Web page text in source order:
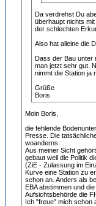
Da verdrehst Du
überhaupt nichts
der schlechten
Also hat alleine die
Dass der Bau unter
man jetzt sehr gut.
nimmt die Station ja
Grüße
Boris
Moin Boris,
die fehlende
Presse. Die
woanderns.
Aus meiner Sicht
gebaut weil die Politik
(ZiE - Zulassung im
Kurve eine Station zu
schon an. Anders als
EBA abstimmen und
Aufsichtsbehörde die
Ich "freue" mich schon